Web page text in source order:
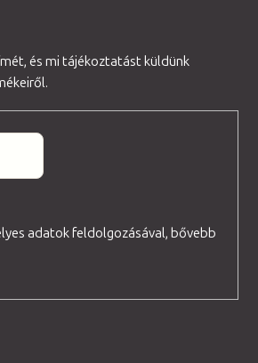
és mi tájékoztatást küldünk
adatok feldolgozásával, bővebb